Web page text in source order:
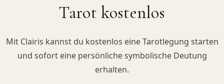
Tarot kostenlos
Mit Clairis kannst du kostenlos eine Tarotlegung starten
und sofort eine persönliche symbolische Deutung
erhalten.